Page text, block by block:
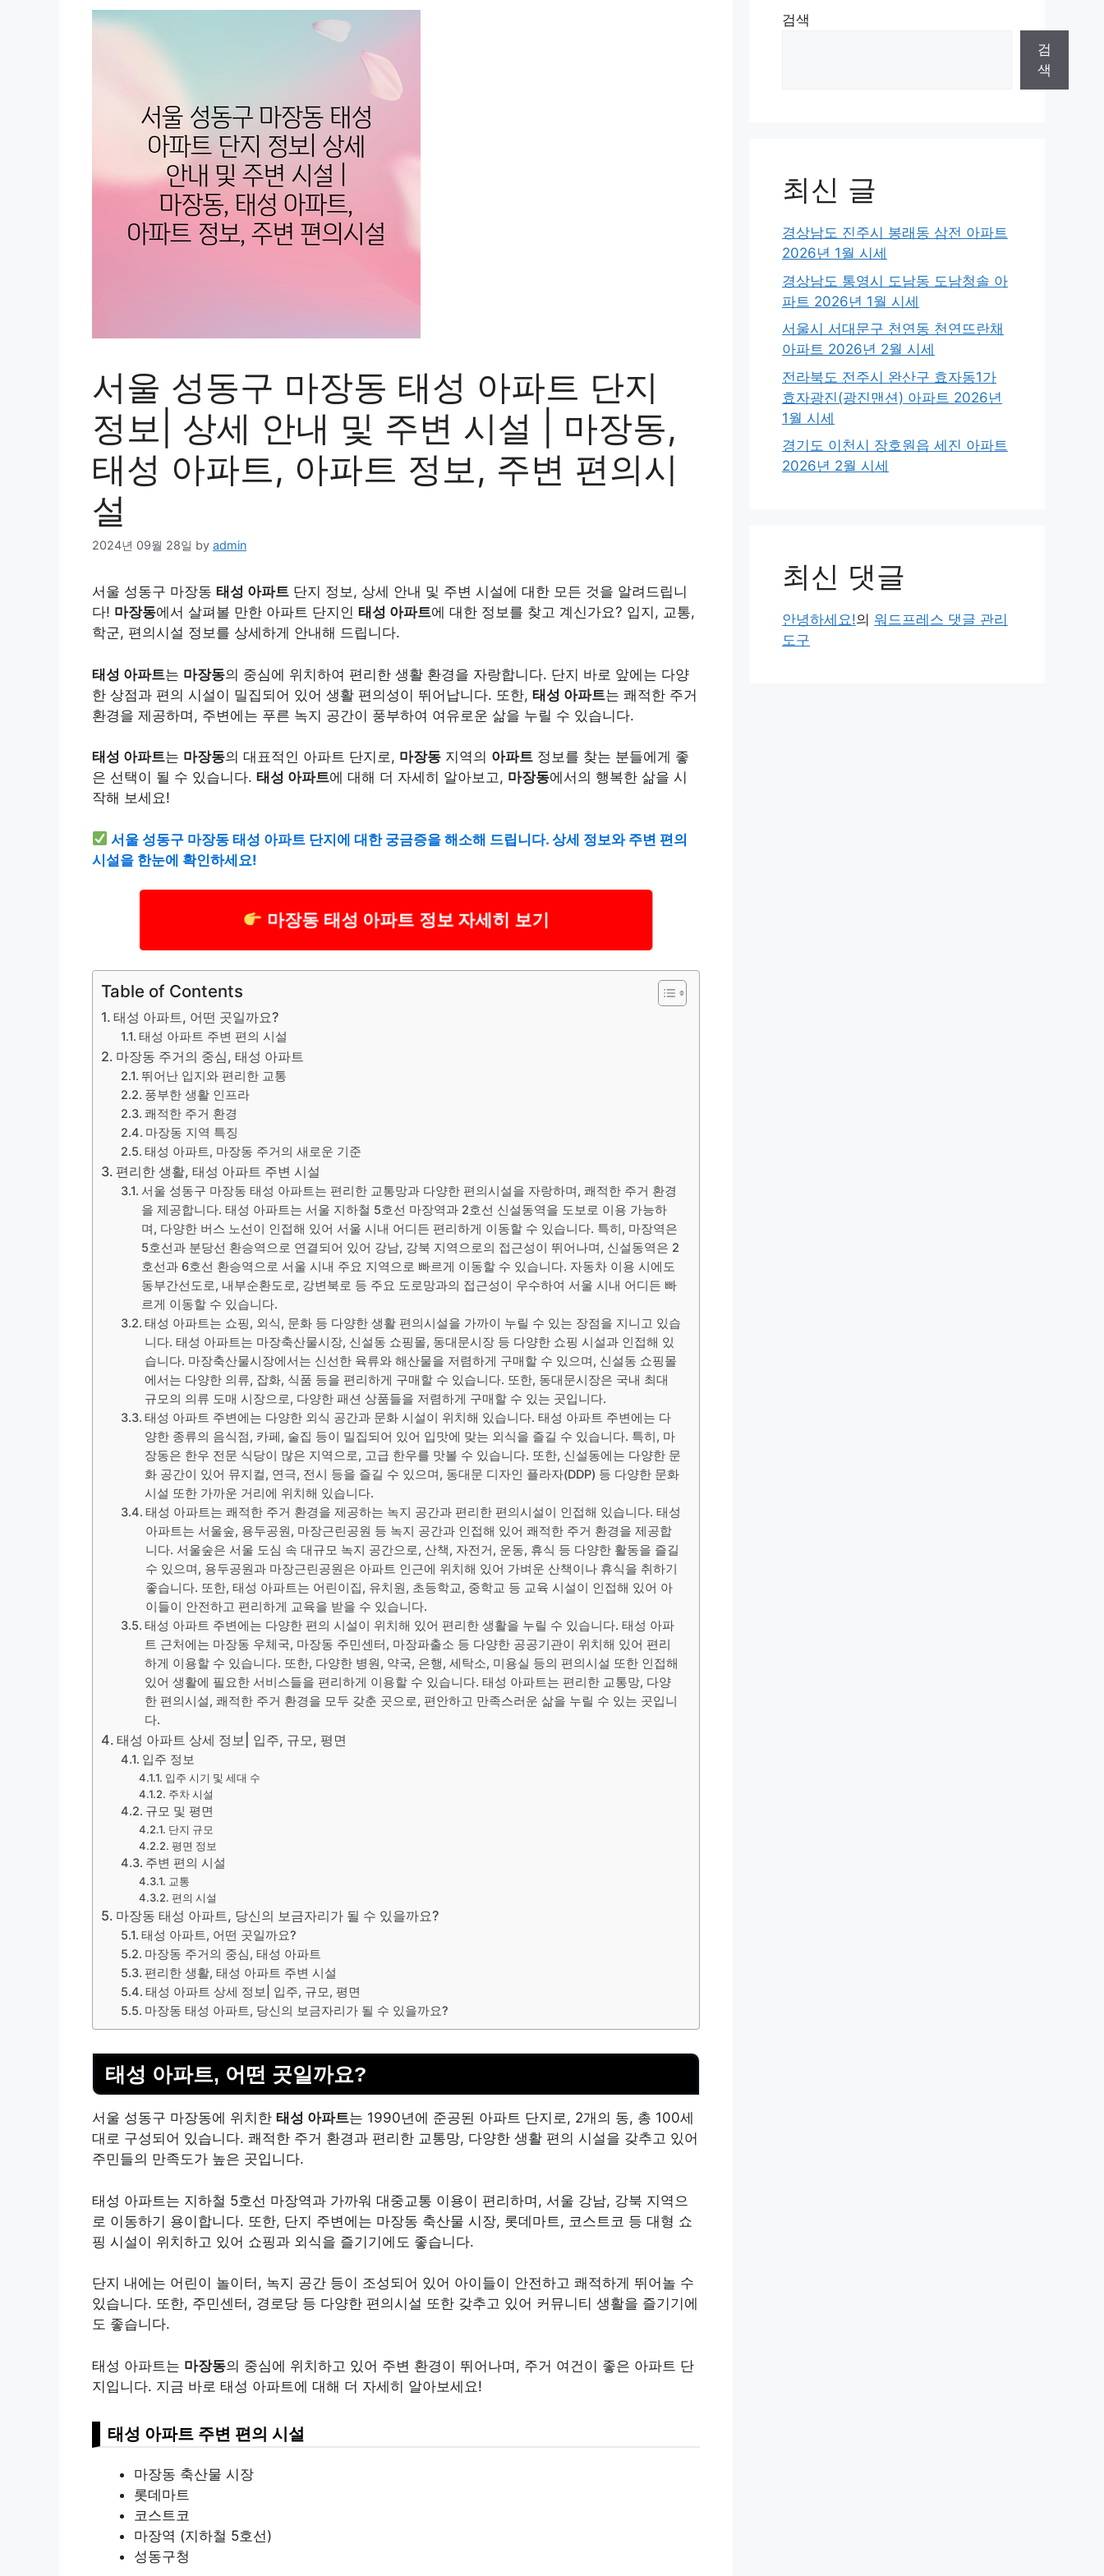
서울 성동구 마장동 태성 아파트 단지
정보| 상세 안내 및 주변 시설 | 마장동,
태성 아파트, 아파트 정보, 주변 편의시
설
2024년 09월 28일 by admin
서울 성동구 마장동 태성 아파트 단지 정보, 상세 안내 및 주변 시설에 대한 모든 것을 알려드립니
다! 마장동에서 살펴볼 만한 아파트 단지인 태성 아파트에 대한 정보를 찾고 계신가요? 입지, 교통,
학군, 편의시설 정보를 상세하게 안내해 드립니다.
태성 아파트는 마장동의 중심에 위치하여 편리한 생활 환경을 자랑합니다. 단지 바로 앞에는 다양
한 상점과 편의 시설이 밀집되어 있어 생활 편의성이 뛰어납니다. 또한, 태성 아파트는 쾌적한 주거
환경을 제공하며, 주변에는 푸른 녹지 공간이 풍부하여 여유로운 삶을 누릴 수 있습니다.
태성 아파트는 마장동의 대표적인 아파트 단지로, 마장동 지역의 아파트 정보를 찾는 분들에게 좋
은 선택이 될 수 있습니다. 태성 아파트에 대해 더 자세히 알아보고, 마장동에서의 행복한 삶을 시
작해 보세요!
서울 성동구 마장동 태성 아파트 단지에 대한 궁금증을 해소해 드립니다. 상세 정보와 주변 편의
시설을 한눈에 확인하세요!
마장동 태성 아파트 정보 자세히 보기
Table of Contents
태성 아파트, 어떤 곳일까요?
태성 아파트 주변 편의 시설
마장동 주거의 중심, 태성 아파트
뛰어난 입지와 편리한 교통
풍부한 생활 인프라
쾌적한 주거 환경
마장동 지역 특징
태성 아파트, 마장동 주거의 새로운 기준
편리한 생활, 태성 아파트 주변 시설
서울 성동구 마장동 태성 아파트는 편리한 교통망과 다양한 편의시설을 자랑하며, 쾌적한 주거 환경
을 제공합니다. 태성 아파트는 서울 지하철 5호선 마장역과 2호선 신설동역을 도보로 이용 가능하
며, 다양한 버스 노선이 인접해 있어 서울 시내 어디든 편리하게 이동할 수 있습니다. 특히, 마장역은
5호선과 분당선 환승역으로 연결되어 있어 강남, 강북 지역으로의 접근성이 뛰어나며, 신설동역은 2
호선과 6호선 환승역으로 서울 시내 주요 지역으로 빠르게 이동할 수 있습니다. 자동차 이용 시에도
동부간선도로, 내부순환도로, 강변북로 등 주요 도로망과의 접근성이 우수하여 서울 시내 어디든 빠
르게 이동할 수 있습니다.
태성 아파트는 쇼핑, 외식, 문화 등 다양한 생활 편의시설을 가까이 누릴 수 있는 장점을 지니고 있습
니다. 태성 아파트는 마장축산물시장, 신설동 쇼핑몰, 동대문시장 등 다양한 쇼핑 시설과 인접해 있
습니다. 마장축산물시장에서는 신선한 육류와 해산물을 저렴하게 구매할 수 있으며, 신설동 쇼핑몰
에서는 다양한 의류, 잡화, 식품 등을 편리하게 구매할 수 있습니다. 또한, 동대문시장은 국내 최대
규모의 의류 도매 시장으로, 다양한 패션 상품들을 저렴하게 구매할 수 있는 곳입니다.
태성 아파트 주변에는 다양한 외식 공간과 문화 시설이 위치해 있습니다. 태성 아파트 주변에는 다
양한 종류의 음식점, 카페, 술집 등이 밀집되어 있어 입맛에 맞는 외식을 즐길 수 있습니다. 특히, 마
장동은 한우 전문 식당이 많은 지역으로, 고급 한우를 맛볼 수 있습니다. 또한, 신설동에는 다양한 문
화 공간이 있어 뮤지컬, 연극, 전시 등을 즐길 수 있으며, 동대문 디자인 플라자(DDP) 등 다양한 문화
시설 또한 가까운 거리에 위치해 있습니다.
태성 아파트는 쾌적한 주거 환경을 제공하는 녹지 공간과 편리한 편의시설이 인접해 있습니다. 태성
아파트는 서울숲, 용두공원, 마장근린공원 등 녹지 공간과 인접해 있어 쾌적한 주거 환경을 제공합
니다. 서울숲은 서울 도심 속 대규모 녹지 공간으로, 산책, 자전거, 운동, 휴식 등 다양한 활동을 즐길
수 있으며, 용두공원과 마장근린공원은 아파트 인근에 위치해 있어 가벼운 산책이나 휴식을 취하기
좋습니다. 또한, 태성 아파트는 어린이집, 유치원, 초등학교, 중학교 등 교육 시설이 인접해 있어 아
이들이 안전하고 편리하게 교육을 받을 수 있습니다.
태성 아파트 주변에는 다양한 편의 시설이 위치해 있어 편리한 생활을 누릴 수 있습니다. 태성 아파
트 근처에는 마장동 우체국, 마장동 주민센터, 마장파출소 등 다양한 공공기관이 위치해 있어 편리
하게 이용할 수 있습니다. 또한, 다양한 병원, 약국, 은행, 세탁소, 미용실 등의 편의시설 또한 인접해
있어 생활에 필요한 서비스들을 편리하게 이용할 수 있습니다. 태성 아파트는 편리한 교통망, 다양
한 편의시설, 쾌적한 주거 환경을 모두 갖춘 곳으로, 편안하고 만족스러운 삶을 누릴 수 있는 곳입니
다.
태성 아파트 상세 정보| 입주, 규모, 평면
입주 정보
입주 시기 및 세대 수
주차 시설
규모 및 평면
단지 규모
평면 정보
주변 편의 시설
교통
편의 시설
마장동 태성 아파트, 당신의 보금자리가 될 수 있을까요?
태성 아파트, 어떤 곳일까요?
마장동 주거의 중심, 태성 아파트
편리한 생활, 태성 아파트 주변 시설
태성 아파트 상세 정보| 입주, 규모, 평면
마장동 태성 아파트, 당신의 보금자리가 될 수 있을까요?
태성 아파트, 어떤 곳일까요?
서울 성동구 마장동에 위치한 태성 아파트는 1990년에 준공된 아파트 단지로, 2개의 동, 총 100세
대로 구성되어 있습니다. 쾌적한 주거 환경과 편리한 교통망, 다양한 생활 편의 시설을 갖추고 있어
주민들의 만족도가 높은 곳입니다.
태성 아파트는 지하철 5호선 마장역과 가까워 대중교통 이용이 편리하며, 서울 강남, 강북 지역으
로 이동하기 용이합니다. 또한, 단지 주변에는 마장동 축산물 시장, 롯데마트, 코스트코 등 대형 쇼
핑 시설이 위치하고 있어 쇼핑과 외식을 즐기기에도 좋습니다.
단지 내에는 어린이 놀이터, 녹지 공간 등이 조성되어 있어 아이들이 안전하고 쾌적하게 뛰어놀 수
있습니다. 또한, 주민센터, 경로당 등 다양한 편의시설 또한 갖추고 있어 커뮤니티 생활을 즐기기에
도 좋습니다.
태성 아파트는 마장동의 중심에 위치하고 있어 주변 환경이 뛰어나며, 주거 여건이 좋은 아파트 단
지입니다. 지금 바로 태성 아파트에 대해 더 자세히 알아보세요!
태성 아파트 주변 편의 시설
마장동 축산물 시장
롯데마트
코스트코
마장역 (지하철 5호선)
성동구청
검색
검
색
최신 글
경상남도 진주시 봉래동 삼전 아파트
2026년 1월 시세
경상남도 통영시 도남동 도남청솔 아
파트 2026년 1월 시세
서울시 서대문구 천연동 천연뜨란채
아파트 2026년 2월 시세
전라북도 전주시 완산구 효자동1가
효자광진(광진맨션) 아파트 2026년
1월 시세
경기도 이천시 장호원읍 세진 아파트
2026년 2월 시세
최신 댓글
안녕하세요!의 워드프레스 댓글 관리
도구